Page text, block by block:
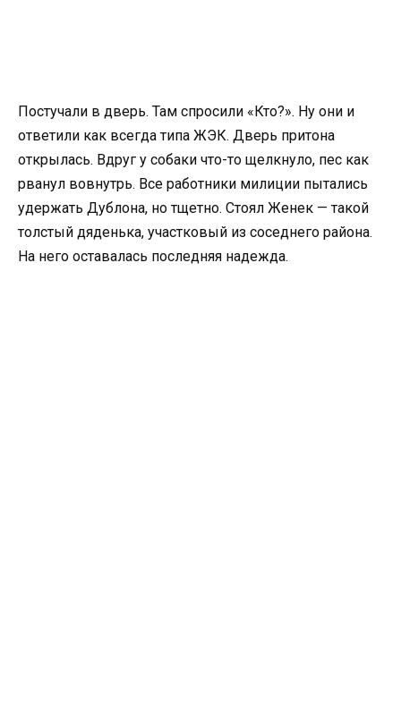
Постучали в дверь. Там спросили «Кто?». Ну они и
ответили как всегда типа ЖЭК. Дверь притона
открылась. Вдруг у собаки что-то щелкнуло, пес как
рванул вовнутрь. Все работники милиции пытались
удержать Дублона, но тщетно. Стоял Женек — такой
толстый дяденька, участковый из соседнего района.
На него оставалась последняя надежда.